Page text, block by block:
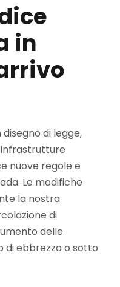
in
di legge,
nuove regole e
Le modifiche
la nostra
di
delle
di ebbrezza o sotto